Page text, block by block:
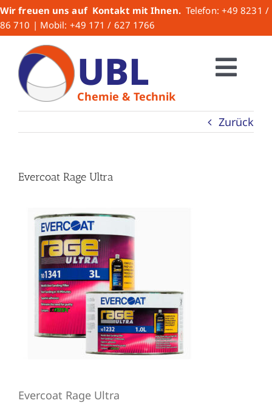
Zum
Inhalt
springen
Wir freuen uns auf Kontakt mit Ihnen. Telefon: +49 8231 /
86 710 | Mobil: +49 171 / 627 1766
UBL
Chemie & Technik
HOME
UBL-Produkte
Lacke
Lackzubehör
Schleifmittel
Zurück
Evercoat Rage Ultra
Evercoat Rage Ultra